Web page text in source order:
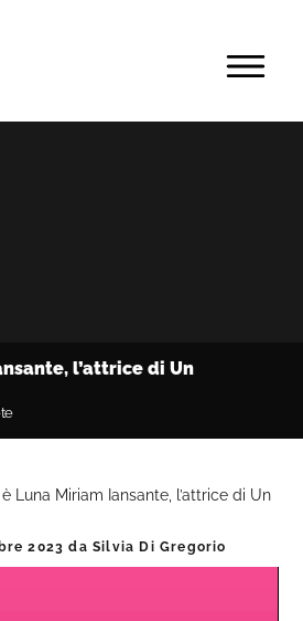
MENU
l’attrice di Un
Luna Miriam Iansante, l’attrice di Un
2023 daSilvia Di Gregorio